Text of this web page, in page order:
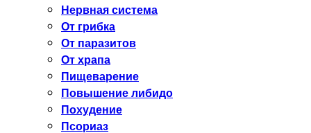
Нервная система
От грибка
От паразитов
От храпа
Пищеварение
Повышение либидо
Похудение
Псориаз